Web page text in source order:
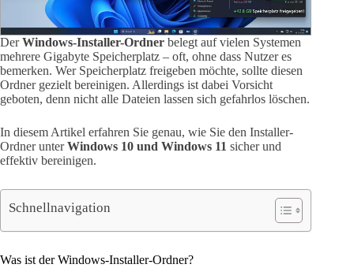
DerWindows-Installer-Ordner belegt auf vielen Systemen
mehrere Gigabyte Speicherplatz – oft, ohne dass Nutzer es
bemerken. Wer Speicherplatz freigeben möchte, sollte diesen
Ordner gezielt bereinigen. Allerdings ist dabei Vorsicht
geboten, denn nicht alle Dateien lassen sich gefahrlos löschen.
In diesem Artikel erfahren Sie genau, wie Sie den Installer-
Ordner unterWindows 10 und Windows 11 sicher und
effektiv bereinigen.
Schnellnavigation
Was ist der Windows-Installer-Ordner?